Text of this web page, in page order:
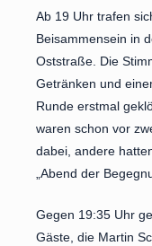
Ab 19 Uhr trafen
Beisammensein in
Oststraße. Die
Getränken und
Runde erstmal
waren schon vor
dabei, andere
„Abend der
Gegen 19:35 Uhr
Gäste, die Martin